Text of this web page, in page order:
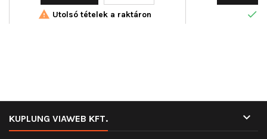
 Utolsó tételek a raktáron 
KUPLUNG VIAWEB KFT. 